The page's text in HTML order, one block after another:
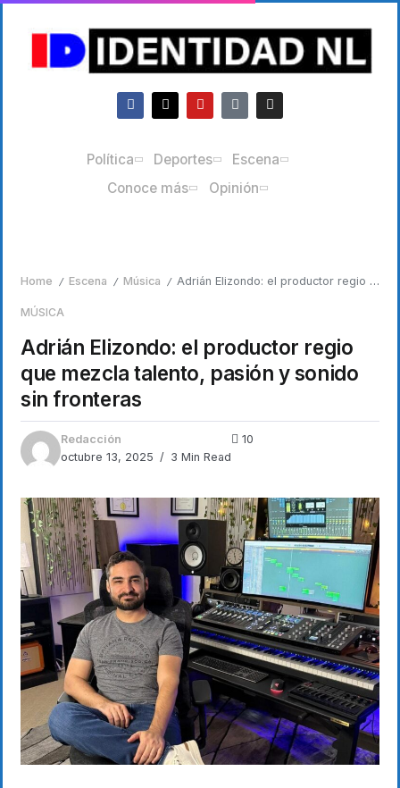
Política Deportes
Escena
Conoce más
Opinión
Home / Escena / Música / Adrián Elizondo: el productor regio que mezcla talento, pasión y sonido sin fronteras
MÚSICA
Adrián Elizondo: el productor regio
que mezcla talento, pasión y sonido
sin fronteras
Redacción
octubre 13, 2025
3 Min Read
10